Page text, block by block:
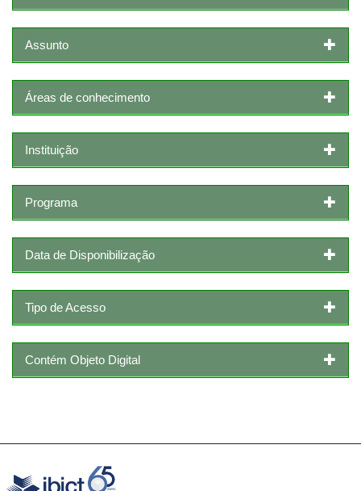
Assunto
Áreas de conhecimento
Instituição
Programa
Data de Disponibilização
Tipo de Acesso
Contém Objeto Digital